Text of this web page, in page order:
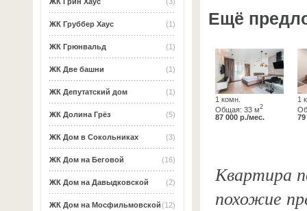
(3)
ЖК Грин Хаус
(1)
ЖК Груббер Хаус
(1)
ЖК Грюнвальд
(1)
ЖК Две башни
(1)
ЖК Депутатский дом
(5)
ЖК Долина Грёз
(3)
ЖК Дом в Сокольниках
(16)
ЖК Дом на Беговой
(2)
ЖК Дом на Давыдковской
(12)
ЖК Дом на Мосфильмовской
Ещё
1 комн.
Общая: 33 м2
87 000 р./мес.
1
Квартира
похожие